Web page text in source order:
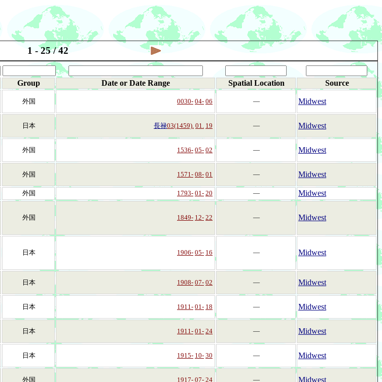
1 - 25 / 42
Group Date or Date Range Spatial Location Source
外国 0030- 04- 06 ― Midwest
日本 長禄03(1459). 01. 19 ― Midwest
外国 1536- 05- 02 ― Midwest
外国 1571- 08- 01 ― Midwest
外国 1793- 01- 20 ―
Midwest
外国 1849- 12- 22 ― Midwest
日本 1906- 05- 16 ― Midwest
日本 1908- 07- 02 ― Midwest
日本 1911- 01- 18 ― Midwest
日本 1911- 01- 24 ― Midwest
日本 1915- 10- 30 ― Midwest
外国 1917- 07- 24 ― Midwest